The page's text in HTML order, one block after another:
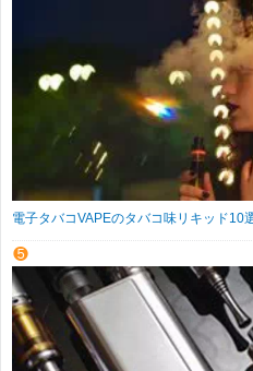
電子タバコVAPEのタバコ味リキッド10